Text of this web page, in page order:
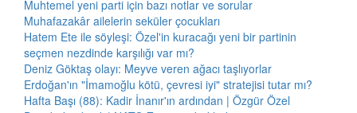
Muhtemel yeni parti için bazı notlar ve sorular
Muhafazakâr ailelerin seküler çocukları
Hatem Ete ile söyleşi: Özel'in kuracağı yeni bir partinin
seçmen nezdinde karşılığı var mı?
Deniz Göktaş olayı: Meyve veren ağacı taşlıyorlar
Erdoğan'ın "İmamoğlu kötü, çevresi iyi" stratejisi tutar mı?
Hafta Başı (88): Kadir İnanır'ın ardından | Özgür Özel